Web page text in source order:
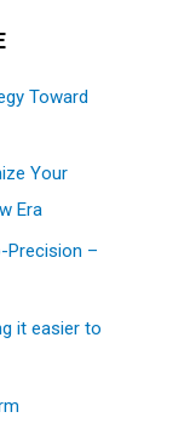
Toward
Your
Era
Precision –
it easier to